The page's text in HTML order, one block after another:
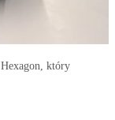
który